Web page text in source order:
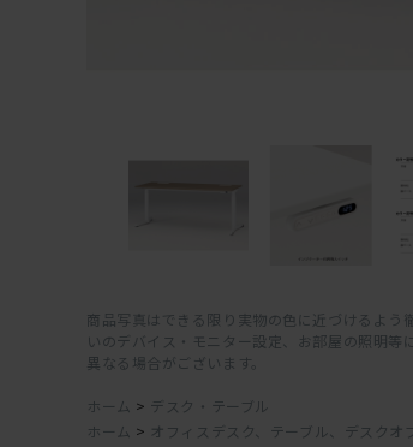
商品写真はできる限り実物の色に近づけるよう
いのデバイス・モニター設定、お部屋の照明等
異なる場合がございます。
ホーム > デスク・テーブル
ホーム > オフィスデスク、テーブル、デスクオ